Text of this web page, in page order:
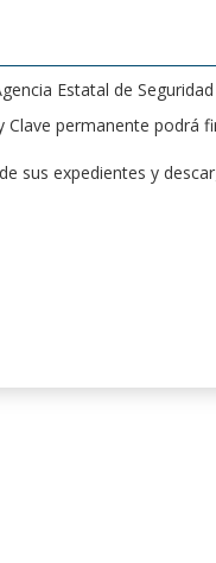
Estatal de
permanente podrá
sus expedientes y